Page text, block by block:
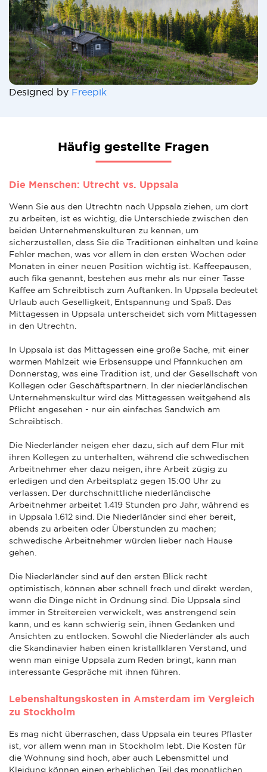
Designed by Freepik
Häufig gestellte Fragen
Die Menschen: Utrecht vs. Uppsala
Wenn Sie aus den Utrechtn nach Uppsala ziehen, um dort
zu arbeiten, ist es wichtig, die Unterschiede zwischen den
beiden Unternehmenskulturen zu kennen, um
sicherzustellen, dass Sie die Traditionen einhalten und keine
Fehler machen, was vor allem in den ersten Wochen oder
Monaten in einer neuen Position wichtig ist. Kaffeepausen,
auch fika genannt, bestehen aus mehr als nur einer Tasse
Kaffee am Schreibtisch zum Auftanken. In Uppsala bedeutet
Urlaub auch Geselligkeit, Entspannung und Spaß. Das
Mittagessen in Uppsala unterscheidet sich vom Mittagessen
in den Utrechtn.
In Uppsala ist das Mittagessen eine große Sache, mit einer
warmen Mahlzeit wie Erbsensuppe und Pfannkuchen am
Donnerstag, was eine Tradition ist, und der Gesellschaft von
Kollegen oder Geschäftspartnern. In der niederländischen
Unternehmenskultur wird das Mittagessen weitgehend als
Pflicht angesehen - nur ein einfaches Sandwich am
Schreibtisch.
Die Niederländer neigen eher dazu, sich auf dem Flur mit
ihren Kollegen zu unterhalten, während die schwedischen
Arbeitnehmer eher dazu neigen, ihre Arbeit zügig zu
erledigen und den Arbeitsplatz gegen 15:00 Uhr zu
verlassen. Der durchschnittliche niederländische
Arbeitnehmer arbeitet 1.419 Stunden pro Jahr, während es
in Uppsala 1.612 sind. Die Niederländer sind eher bereit,
abends zu arbeiten oder Überstunden zu machen;
schwedische Arbeitnehmer würden lieber nach Hause
gehen.
Die Niederländer sind auf den ersten Blick recht
optimistisch, können aber schnell frech und direkt werden,
wenn die Dinge nicht in Ordnung sind. Die Uppsala sind
immer in Streitereien verwickelt, was anstrengend sein
kann, und es kann schwierig sein, ihnen Gedanken und
Ansichten zu entlocken. Sowohl die Niederländer als auch
die Skandinavier haben einen kristallklaren Verstand, und
wenn man einige Uppsala zum Reden bringt, kann man
interessante Gespräche mit ihnen führen.
Lebenshaltungskosten in Amsterdam im Vergleich
zu Stockholm
Es mag nicht überraschen, dass Uppsala ein teures Pflaster
ist, vor allem wenn man in Stockholm lebt. Die Kosten für
die Wohnung sind hoch, aber auch Lebensmittel und
Kleidung können einen erheblichen Teil des monatlichen